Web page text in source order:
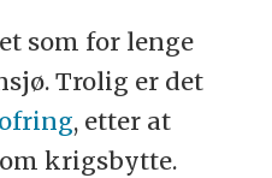
som for lenge
Trolig er det
, etter at
krigsbytte.